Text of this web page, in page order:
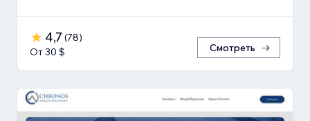
4,7 (78)
От 30 $
Смотреть